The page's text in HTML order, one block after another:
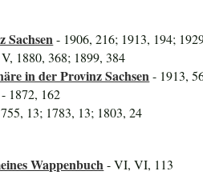
Sachsen- 1906, 216; 1913, 194;
1880, 368; 1899, 384
in der Provinz Sachsen- 1913,
- 1872, 162
13; 1783, 13; 1803, 24
Wappenbuch- VI, VI, 113